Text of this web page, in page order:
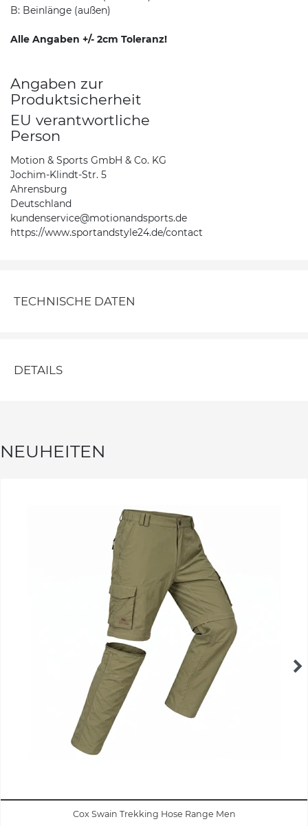
B: Beinlänge (außen)
Alle Angaben +/- 2cm Toleranz!
Angaben zur
Produktsicherheit
EU verantwortliche
Person
Motion & Sports GmbH & Co. KG
Jochim-Klindt-Str. 5
Ahrensburg
Deutschland
kundenservice@motionandsports.de
https://www.sportandstyle24.de/contact
TECHNISCHE DATEN
DETAILS
NEUHEITEN
Cox Swain Trekking Hose Range Men